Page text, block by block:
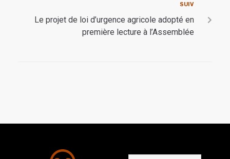
SUIV
Le projet de loi d’urgence agricole adopté en
première lecture à l’Assemblée